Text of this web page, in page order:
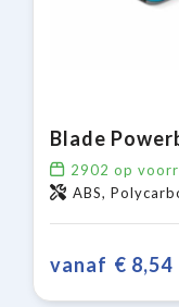
Blade
2902 op
ABS,
vanaf € 8,54